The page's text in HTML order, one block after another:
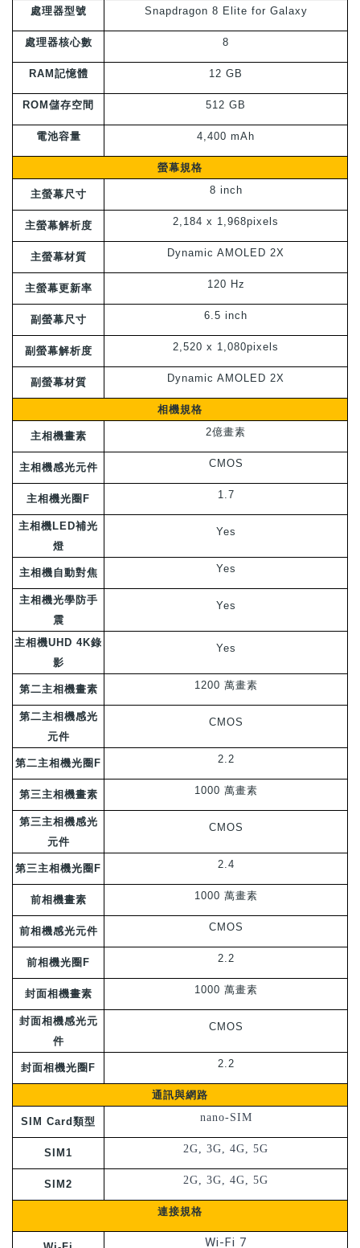
處理器型號 Snapdragon 8 Elite for Galaxy
處理器核心數 8
RAM記憶體 12 GB
ROM儲存空間 512 GB
電池容量 4,400 mAh
螢幕規格
主螢幕尺寸 8 inch
主螢幕解析度 2,184 x 1,968pixels
主螢幕材質 Dynamic AMOLED 2X
主螢幕更新率 120 Hz
副螢幕尺寸 6.5 inch
副螢幕解析度 2,520 x 1,080pixels
副螢幕材質 Dynamic AMOLED 2X
相機規格
主相機畫素 2億畫素
主相機感光元件 CMOS
主相機光圈F 1.7
主相機LED補光
燈
Yes
主相機自動對焦 Yes
主相機光學防手
震
Yes
主相機UHD 4K錄
影
Yes
第二主相機畫素 1200 萬畫素
第二主相機感光
元件
CMOS
第二主相機光圈F 2.2
第三主相機畫素 1000 萬畫素
第三主相機感光
元件
CMOS
第三主相機光圈F 2.4
前相機畫素 1000 萬畫素
前相機感光元件 CMOS
前相機光圈F 2.2
封面相機畫素 1000 萬畫素
封面相機感光元
件
CMOS
封面相機光圈F 2.2
通訊與網路
SIM Card類型 nano-SIM
SIM1 2G, 3G, 4G, 5G
SIM2 2G, 3G, 4G, 5G
連接規格
Wi-Fi 7